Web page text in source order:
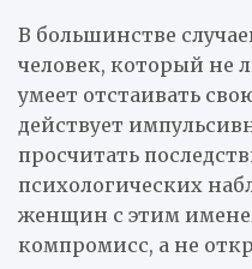
В большинстве
человек, который не
умеет отстаивать
действует
просчитать
психологических
женщин с этим
компромисс, а не